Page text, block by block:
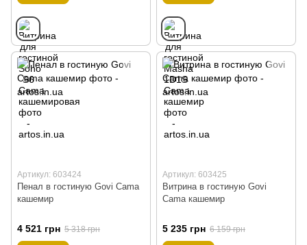
Артикул: 603424
Пенал в гостиную Govi ​​Cama
кашемир
4 521 грн 5 318 грн
Артикул: 603425
Витрина в гостиную Govi ​​
Cama кашемир
5 235 грн 6 159 грн